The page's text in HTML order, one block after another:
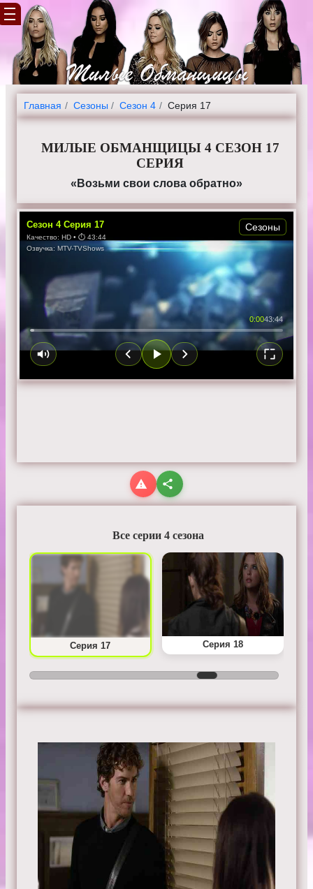
Главная Cезоны Сезон 4 Серия 17
МИЛЫЕ ОБМАНЩИЦЫ 4 СЕЗОН 17
СЕРИЯ
«Возьми свои слова обратно»
Сезон 4 Серия 17
Качество: HD • ⏱ 43:44
Озвучка: MTV-TVShows
0:0043:44
Сезоны
Все серии 4 сезона
Серия 17 Серия 18